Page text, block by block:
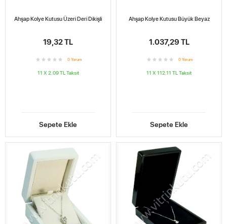
Ahşap Kolye Kutusu Üzeri Deri Dikişli
19,32 TL
0 Yorum
11 X 2.09 TLTaksit
Sepete Ekle
Ahşap Kolye Kutusu Büyük Beyaz
1.037,29 TL
0 Yorum
11 X 112.11 TLTaksit
Sepete Ekle